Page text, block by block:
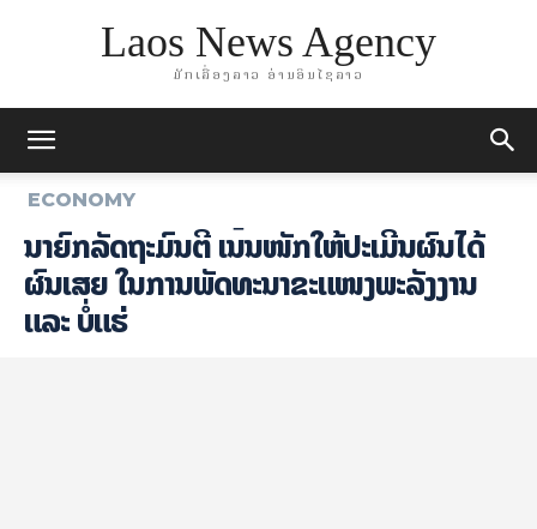
Laos News Agency
ມັກເລື່ອງລາວ ອ່ານອິນໄຊລາວ
ECONOMY
ນາຍົກລັດຖະມົນຕີ ເນັ້ນໜັກໃຫ້ປະເມີນຜົນໄດ້
ຜົນເສຍ ໃນການພັດທະນາຂະແໜງພະລັງງານ
ແລະ ບໍ່ແຮ່